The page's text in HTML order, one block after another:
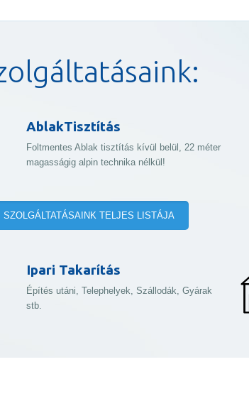
AblakTisztítás
Foltmentes Ablak tisztítás kívül belül, 22 méter
magasságig alpin technika nélkül!
SZOLGÁLTATÁSAINK TELJES LISTÁJA
Ipari Takarítás
Építés utáni, Telephelyek, Szállodák, Gyárak
stb.